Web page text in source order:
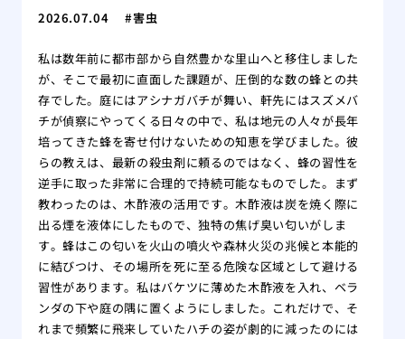
2026.07.04 害虫
私は数年前に都市部から自然豊かな里山へと移住しました
が、そこで最初に直面した課題が、圧倒的な数の蜂との共
存でした。庭にはアシナガバチが舞い、軒先にはスズメバ
チが偵察にやってくる日々の中で、私は地元の人々が長年
培ってきた蜂を寄せ付けないための知恵を学びました。彼
らの教えは、最新の殺虫剤に頼るのではなく、蜂の習性を
逆手に取った非常に合理的で持続可能なものでした。まず
教わったのは、木酢液の活用です。木酢液は炭を焼く際に
出る煙を液体にしたもので、独特の焦げ臭い匂いがしま
す。蜂はこの匂いを火山の噴火や森林火災の兆候と本能的
に結びつけ、その場所を死に至る危険な区域として避ける
習性があります。私はバケツに薄めた木酢液を入れ、ベラ
ンダの下や庭の隅に置くようにしました。これだけで、そ
れまで頻繁に飛来していたハチの姿が劇的に減ったのには